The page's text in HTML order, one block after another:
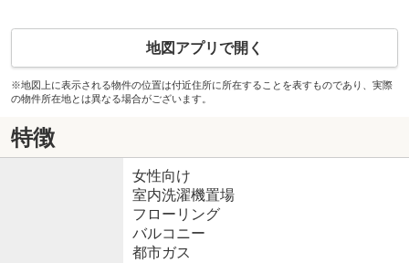
地図アプリで開く
※地図上に表示される物件の位置は付近住所に所在することを表すものであり、実際
の物件所在地とは異なる場合がございます。
特徴
女性向け
室内洗濯機置場
フローリング
バルコニー
都市ガス